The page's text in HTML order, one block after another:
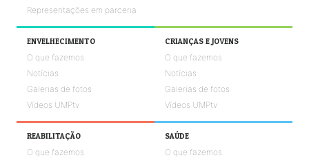
Representações em parceria
ENVELHECIMENTO
O que fazemos
Notícias
Galerias de fotos
Vídeos UMPtv
CRIANÇAS E JOVENS
O que fazemos
Notícias
Galerias de fotos
Vídeos UMPtv
REABILITAÇÃO
O que fazemos
SAÚDE
O que fazemos